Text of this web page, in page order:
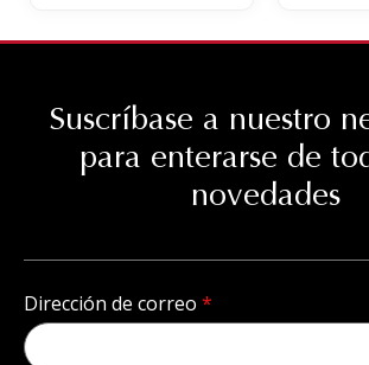
Suscríbase a nuestro
para enterarse de
novedades
Dirección de correo